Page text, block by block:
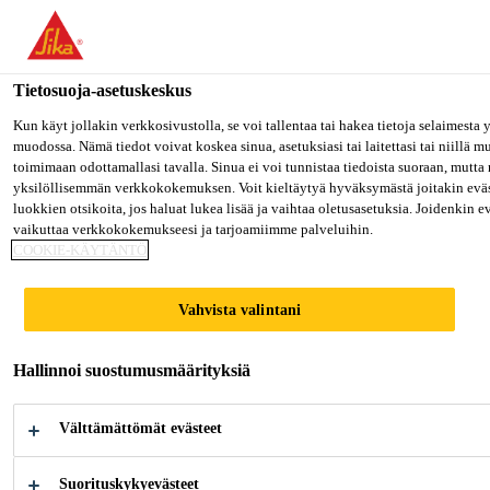
Olet menossa "Sika Finland", näyttää, että olet "Yhdysvallat".
oman maasi sivulle.
MENE SIKA USA
Sika Finland
SikaBond®-500
Rakennusliima
1-komponentti asennusliima, joka pohjautuu
myös kylmiin ja kostesiin pintoihin. Liimasauma on
kuivuttuaan se on myös kosteudenkestävä. Liima
Tietosuoja-asetuskeskus
Kun käyt jollakin verkkosivustolla, se voi tallentaa tai hakea tietoja selaimesta
muodossa. Nämä tiedot voivat koskea sinua, asetuksiasi tai laitettasi tai niillä
toimimaan odottamallasi tavalla. Sinua ei voi tunnistaa tiedoista suoraan,
yksilöllisemmän verkkokokemuksen. Voit kieltäytyä hyväksymästä joitakin
luokkien otsikoita, jos haluat lukea lisää ja vaihtaa oletusasetuksia. Joidenkin
vaikuttaa verkkokokemukseesi ja tarjoamiimme palveluihin.
COOKIE-KÄYTÄNTÖ
Vahvista valintani
Hallinnoi suostumusmäärityksiä
Välttämättömät evästeet
Suorituskykyevästeet